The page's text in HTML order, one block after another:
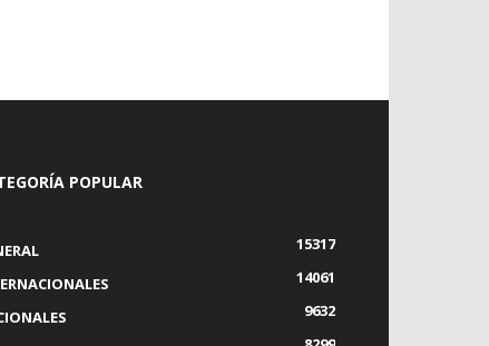
POPULAR
15317
14061
9632